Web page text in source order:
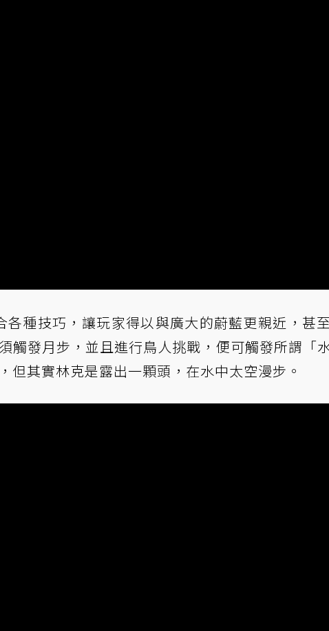
各種技巧，讓玩家得以與廣大的蔚藍更親近，甚
觸發月步，並且進行鳥人挑戰，便可觸發所謂「
但其實林克是露出一顆頭，在水中太空漫步。